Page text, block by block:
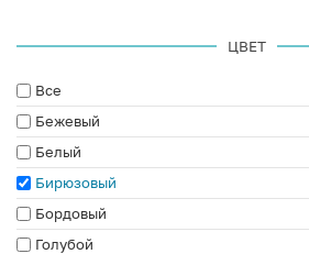
ЦВЕТ
Все
Бежевый
Белый
Бирюзовый
Бордовый
Голубой